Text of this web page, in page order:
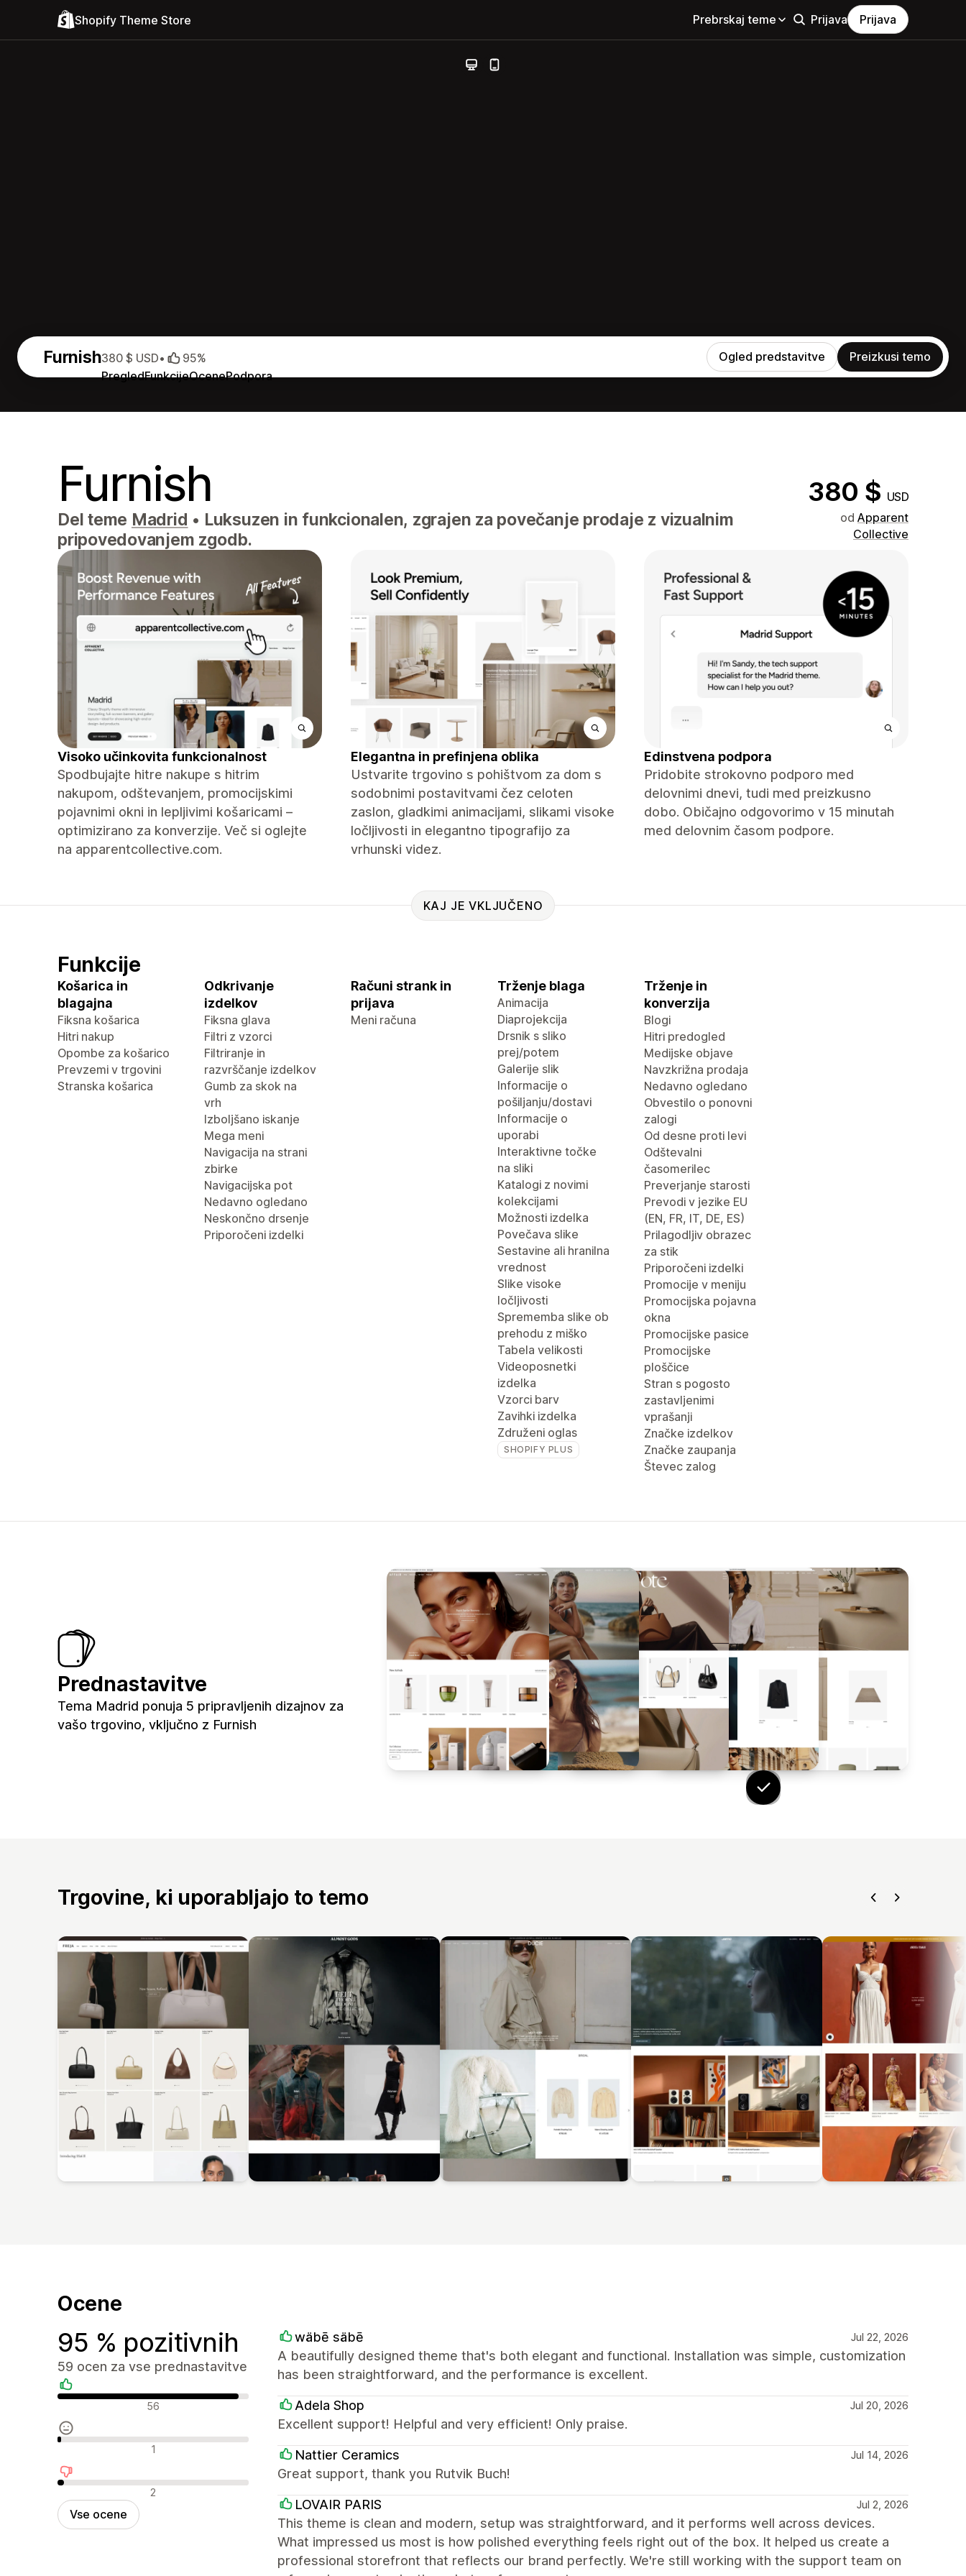
Shopify Theme Store Prebrskaj teme Prijava Prijava
Furnish
PregledFunkcijeOcenePodpora
380 $ USD• 95% Ogled predstavitve Preizkusi temo
Furnish 380 $ USD
Del teme Madrid • Luksuzen in funkcionalen, zgrajen za povečanje prodaje z vizualnim
pripovedovanjem zgodb.
od Apparent
Collective
Visoko učinkovita funkcionalnost
Spodbujajte hitre nakupe s hitrim
nakupom, odštevanjem, promocijskimi
pojavnimi okni in lepljivimi košaricami –
optimizirano za konverzije. Več si oglejte
na apparentcollective.com.
Elegantna in prefinjena oblika
Ustvarite trgovino s pohištvom za dom s
sodobnimi postavitvami čez celoten
zaslon, gladkimi animacijami, slikami visoke
ločljivosti in elegantno tipografijo za
vrhunski videz.
Edinstvena podpora
Pridobite strokovno podporo med
delovnimi dnevi, tudi med preizkusno
dobo. Običajno odgovorimo v 15 minutah
med delovnim časom podpore.
KAJ JE VKLJUČENO
Funkcije
Košarica in
blagajna
Fiksna košarica
Hitri nakup
Opombe za košarico
Prevzemi v trgovini
Stranska košarica
Odkrivanje
izdelkov
Fiksna glava
Filtri z vzorci
Filtriranje in
razvrščanje izdelkov
Gumb za skok na
vrh
Izboljšano iskanje
Mega meni
Navigacija na strani
zbirke
Navigacijska pot
Nedavno ogledano
Neskončno drsenje
Priporočeni izdelki
Računi strank in
prijava
Meni računa
Trženje blaga
Animacija
Diaprojekcija
Drsnik s sliko
prej/potem
Galerije slik
Informacije o
pošiljanju/dostavi
Informacije o
uporabi
Interaktivne točke
na sliki
Katalogi z novimi
kolekcijami
Možnosti izdelka
Povečava slike
Sestavine ali hranilna
vrednost
Slike visoke
ločljivosti
Sprememba slike ob
prehodu z miško
Tabela velikosti
Videoposnetki
izdelka
Vzorci barv
Zavihki izdelka
Združeni oglas
SHOPIFY PLUS
Trženje in
konverzija
Blogi
Hitri predogled
Medijske objave
Navzkrižna prodaja
Nedavno ogledano
Obvestilo o ponovni
zalogi
Od desne proti levi
Odštevalni
časomerilec
Preverjanje starosti
Prevodi v jezike EU
(EN, FR, IT, DE, ES)
Prilagodljiv obrazec
za stik
Priporočeni izdelki
Promocije v meniju
Promocijska pojavna
okna
Promocijske pasice
Promocijske
ploščice
Stran s pogosto
zastavljenimi
vprašanji
Značke izdelkov
Značke zaupanja
Števec zalog
Prednastavitve
Tema Madrid ponuja 5 pripravljenih dizajnov za
vašo trgovino, vključno z Furnish
Trgovine, ki uporabljajo to temo
Ocene
95 % pozitivnih
59 ocen za vse prednastavitve
Pozitivne ocene 56
Nevtralne ocene 1
Negativne ocene 2
Vse ocene
wäbē säbē Jul 22, 2026
A beautifully designed theme that's both elegant and functional. Installation was simple, customization
has been straightforward, and the performance is excellent.
Adela Shop Jul 20, 2026
Excellent support! Helpful and very efficient! Only praise.
Nattier Ceramics Jul 14, 2026
Great support, thank you Rutvik Buch!
LOVAIR PARIS Jul 2, 2026
This theme is clean and modern, setup was straightforward, and it performs well across devices.
What impressed us most is how polished everything feels right out of the box. It helped us create a
professional storefront that reflects our brand perfectly. We're still working with the support team on